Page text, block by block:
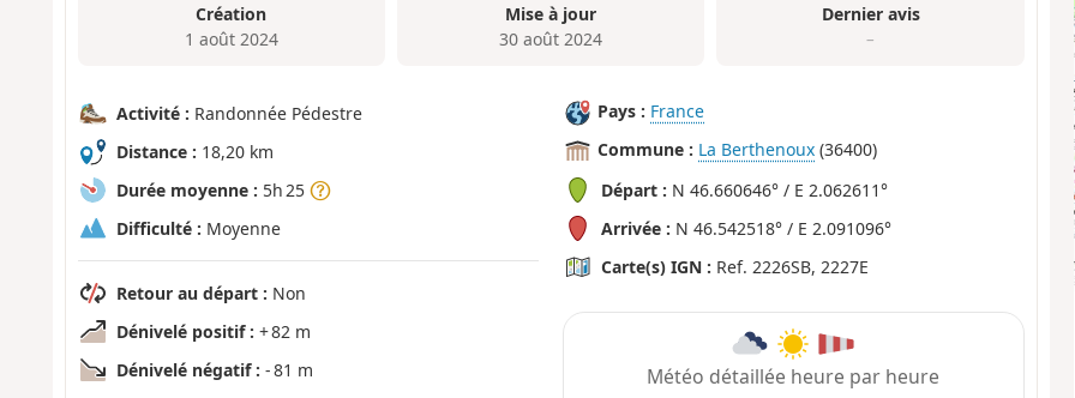
Création
1 août 2024
Mise à jour
30 août 2024
Dernier avis
–
Activité : Randonnée Pédestre
Distance : 18,20 km
Durée moyenne : 5h 25
Difficulté : Moyenne
Retour au départ : Non
Dénivelé positif : + 82 m
Dénivelé négatif : - 81 m
Pays : France
Commune : La Berthenoux (36400)
Départ : N 46.660646° / E 2.062611°
Arrivée : N 46.542518° / E 2.091096°
Carte(s) IGN : Ref. 2226SB, 2227E
Météo détaillée heure par heure